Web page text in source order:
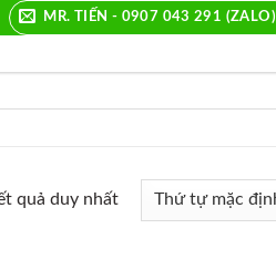
MR. TIẾN - 0907 043 291 (ZALO)
quả duy nhất